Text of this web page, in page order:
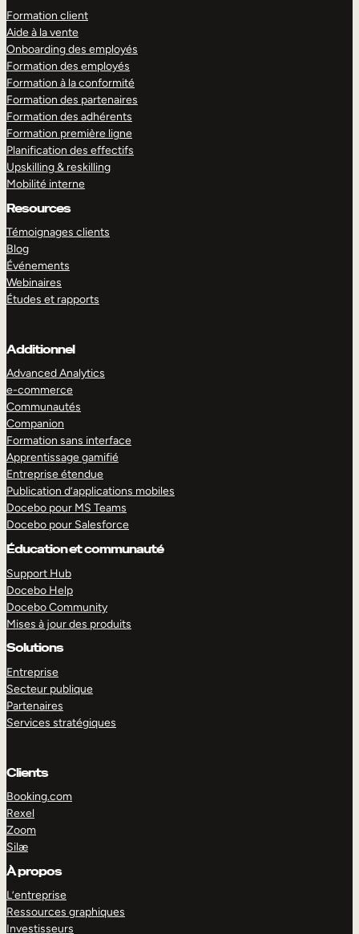
Formation client
Aide à la vente
Onboarding des employés
Formation des employés
Formation à la conformité
Formation des partenaires
Formation des adhérents
Formation première ligne
Planification des effectifs
Upskilling & reskilling
Mobilité interne
Resources
Témoignages clients
Blog
Événements
Webinaires
Études et rapports
Additionnel
Advanced Analytics
e-commerce
Communautés
Companion
Formation sans interface
Apprentissage gamifié
Entreprise étendue
Publication d’applications mobiles
Docebo pour MS Teams
Docebo pour Salesforce
Éducation et communauté
Support Hub
Docebo Help
Docebo Community
Mises à jour des produits
Solutions
Entreprise
Secteur publique
Partenaires
Services stratégiques
Clients
Booking.com
Rexel
Zoom
Silæ
À propos
L’entreprise
Ressources graphiques
Investisseurs